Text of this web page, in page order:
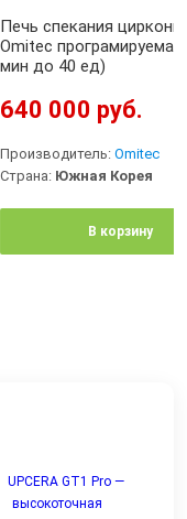
Печь спекания
Omitec
мин до 40 ед)
640 000 руб.
Производитель: Omitec
Страна: Южная Корея
В корзину